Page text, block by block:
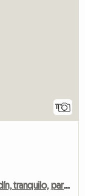
11
Estudio con cocina independiente, jardín, tranquilo, parking, fibra óptica.